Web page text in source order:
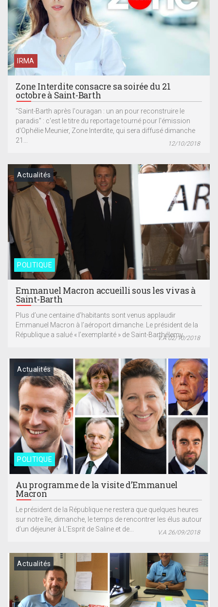
IRMA
Zone Interdite consacre sa soirée du 21
octobre à Saint-Barth
"Saint-Barth après l'ouragan : un an pour reconstruire le
paradis" : c'est le titre du reportage tourné pour l'émission
d'Ophélie Meunier, Zone Interdite, qui sera diffusé dimanche
21...
12/10/2018
POLITIQUE
Actualités
Emmanuel Macron accueilli sous les vivas à
Saint-Barth
Plus d’une centaine d’habitants sont venus applaudir
Emmanuel Macron à l’aéroport dimanche. Le président de la
République a salué « l’exemplarité » de Saint-Barthélemy...
V.A 02/10/2018
POLITIQUE
Actualités
Au programme de la visite d’Emmanuel
Macron
Le président de la République ne restera que quelques heures
sur notre île, dimanche, le temps de rencontrer les élus autour
d’un déjeuner à L’Esprit de Saline et de...
V.A 26/09/2018
Actualités